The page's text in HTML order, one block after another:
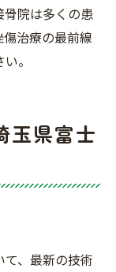
骨院は多くの患
治療の最前線
。
玉県富士
、最新の技術